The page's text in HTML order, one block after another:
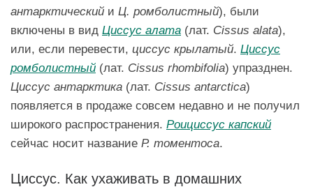
антарктический и Ц. ромболистный), были
включены в вид Циссус алата (лат. Cissus alata),
или, если перевести, циссус крылатый. Циссус
ромболистный (лат. Cissus rhombifolia) упразднен.
Циссус антарктика (лат. Cissus antarctica)
появляется в продаже совсем недавно и не получил
широкого распространения. Роициссус капский
сейчас носит название Р. томентоса.
Циссус. Как ухаживать в домашних